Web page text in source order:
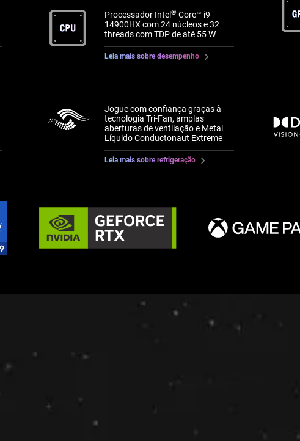
Processador Intel® Core™ i9-
14900HX com 24 núcleos e 32
threads com TDP de até 55 W
Leia mais sobre desempenho
Jogue com confiança graças à
tecnologia Tri-Fan, amplas
aberturas de ventilação e Metal
Líquido Conductonaut Extreme
Leia mais sobre refrigeração